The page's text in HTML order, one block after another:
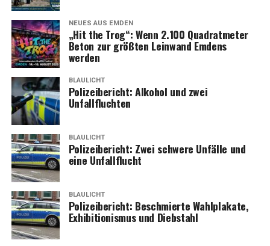
NEUES AUS EMDEN
„Hit the Trog“: Wenn 2.100 Qua­drat­me­ter
Beton zur größ­ten Lein­wand Emdens
werden
BLAULICHT
Poli­zei­be­richt: Alko­hol und zwei
Unfallfluchten
BLAULICHT
Poli­zei­be­richt: Zwei schwe­re Unfäl­le und
eine Unfallflucht
BLAULICHT
Poli­zei­be­richt: Beschmier­te Wahl­pla­ka­te,
Exhi­bi­tio­nis­mus und Diebstahl